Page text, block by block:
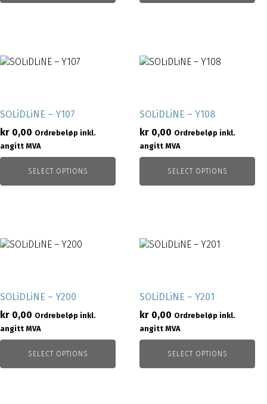
SOLiDLiNE – Y107
kr 0,00 Ordrebeløp inkl.
angitt MVA
SELECT OPTIONS
SOLiDLiNE – Y108
kr 0,00 Ordrebeløp inkl.
angitt MVA
SELECT OPTIONS
SOLiDLiNE – Y200
kr 0,00 Ordrebeløp inkl.
angitt MVA
SELECT OPTIONS
SOLiDLiNE – Y201
kr 0,00 Ordrebeløp inkl.
angitt MVA
SELECT OPTIONS